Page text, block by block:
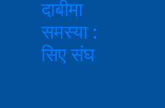
दाबीमा
समस्या :
सिए संघ